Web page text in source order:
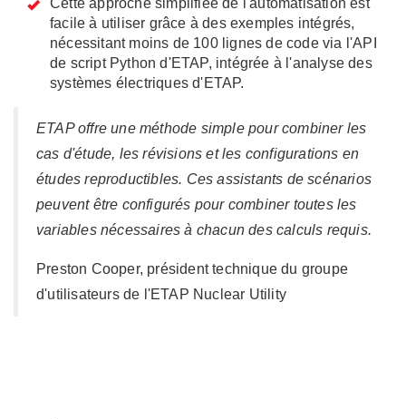
Cette approche simplifiée de l'automatisation est
facile à utiliser grâce à des exemples intégrés,
nécessitant moins de 100 lignes de code via l'API
de script Python d'ETAP, intégrée à l'analyse des
systèmes électriques d'ETAP.
ETAP offre une méthode simple pour combiner les
cas d'étude, les révisions et les configurations en
études reproductibles. Ces assistants de scénarios
peuvent être configurés pour combiner toutes les
variables nécessaires à chacun des calculs requis.
Preston Cooper, président technique du groupe
d'utilisateurs de l'ETAP Nuclear Utility